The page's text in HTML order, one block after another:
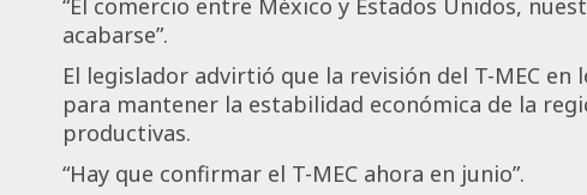
acabarse”.
El legislador advirtió que la revisión del T-MEC
para mantener la estabilidad económica de la
productivas.
“Hay que confirmar el T-MEC ahora en junio”.